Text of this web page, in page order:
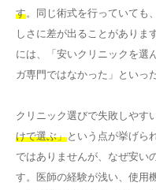
す。同じ術式を行っていても
しさに差が出ることがありま
には、「安いクリニックを選
ガ専門ではなかった」といっ
クリニック選びで失敗しやす
けで選ぶ」という点が挙げら
ではありませんが、なぜ安い
す。医師の経験が浅い、使用